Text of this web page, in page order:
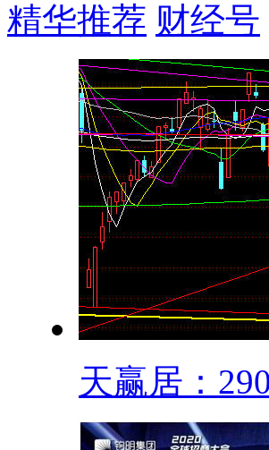
精华推荐 财经号
天赢居：